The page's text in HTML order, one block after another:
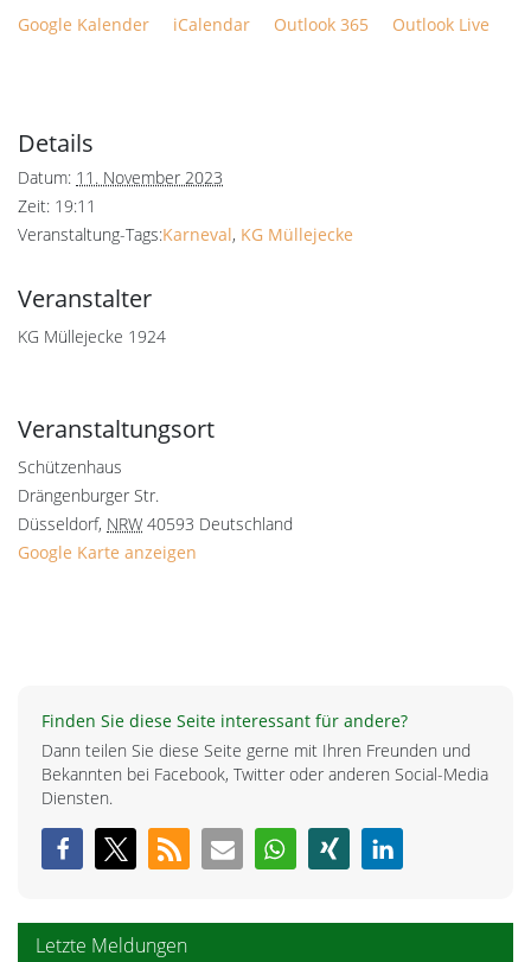
Google Kalender iCalendar Outlook 365 Outlook Live
Details
Datum: 11. November 2023
Zeit: 19:11
Veranstaltung-Tags:Karneval, KG Müllejecke
Veranstalter
KG Müllejecke 1924
Veranstaltungsort
Schützenhaus
Drängenburger Str.
Düsseldorf, NRW 40593 Deutschland
Google Karte anzeigen
Finden Sie diese Seite interessant für andere?
Dann teilen Sie diese Seite gerne mit Ihren Freunden und
Bekannten bei Facebook, Twitter oder anderen Social-Media
Diensten.
Letzte Meldungen